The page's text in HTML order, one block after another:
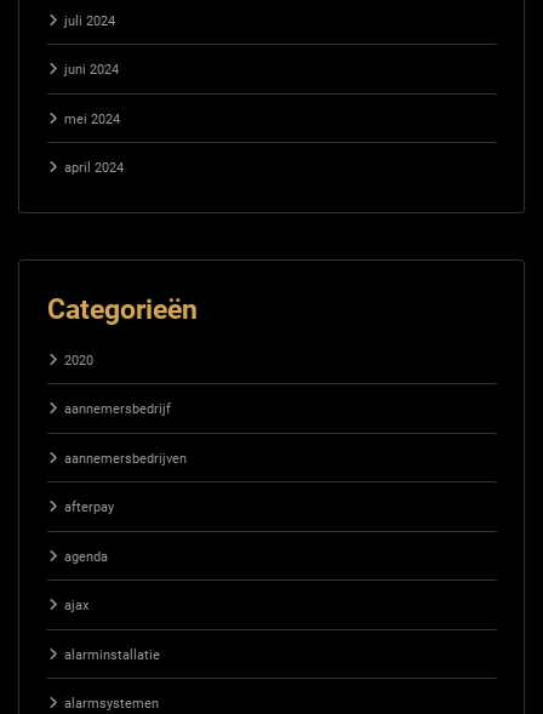
juli 2024
juni 2024
mei 2024
april 2024
Categorieën
2020
aannemersbedrijf
aannemersbedrijven
afterpay
agenda
ajax
alarminstallatie
alarmsystemen